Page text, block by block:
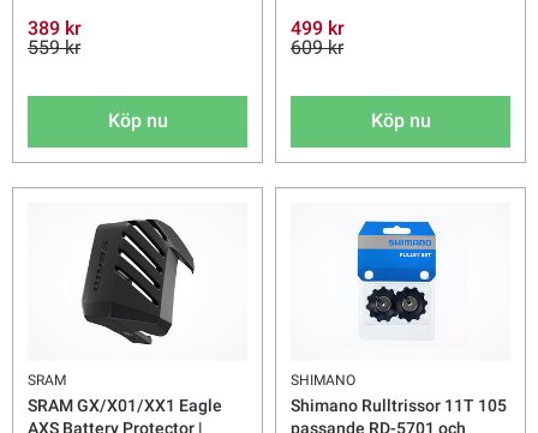
389 kr
559 kr
Köp nu
499 kr
609 kr
Köp nu
SRAM
SRAM GX/X01/XX1 Eagle
AXS Battery Protector |
SHIMANO
Shimano Rulltrissor 11T 105
passande RD-5701 och